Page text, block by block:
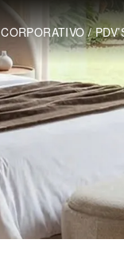
CORPORATIVO /